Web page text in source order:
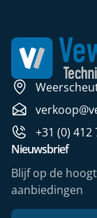
+31 (0) 412
Nieuwsbrief
Blijf op de
aanbiedingen